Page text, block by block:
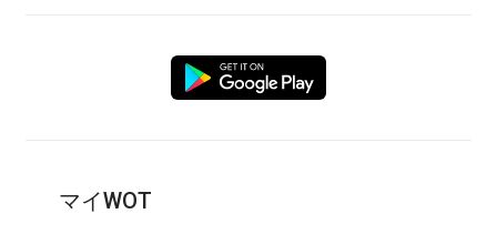
マイWOT